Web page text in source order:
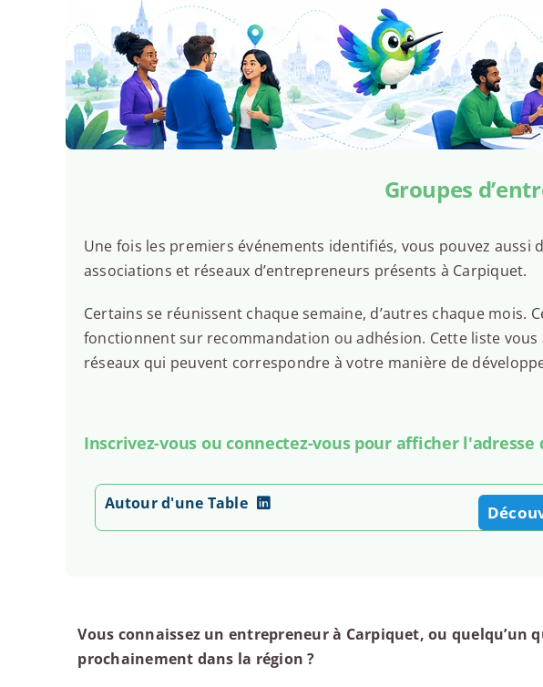
Groupes
Une fois les premiers événements identifiés, vous pouvez aussi
associations et réseaux d’entrepreneurs présents à Carpiquet.
Certains se réunissent chaque semaine, d’autres chaque mois.
fonctionnent sur recommandation ou adhésion. Cette liste
réseaux qui peuvent correspondre à votre manière de
Inscrivez-vous ou connectez-vous pour afficher
Autour d'une Table
Vous connaissez un entrepreneur à Carpiquet, ou quelqu’un
prochainement dans la région ?